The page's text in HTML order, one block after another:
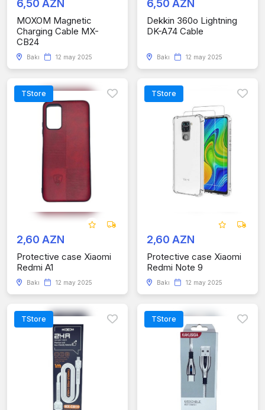
6,50 AZN
MOXOM Magnetic
Charging Cable MX-
CB24
Bakı 12 may 2025
6,50 AZN
Dekkin 360o Lightning
DK-A74 Cable
Bakı 12 may 2025
TStore
2,60 AZN
Protective case Xiaomi
Redmi A1
Bakı 12 may 2025
TStore
2,60 AZN
Protective case Xiaomi
Redmi Note 9
Bakı 12 may 2025
TStore TStore